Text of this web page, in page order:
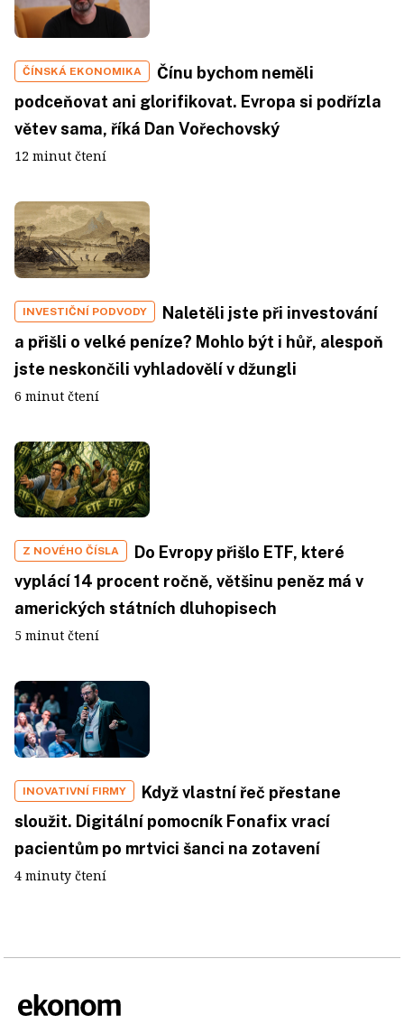
ČÍNSKÁ EKONOMIKA
Čínu bychom neměli
podceňovat ani glorifikovat. Evropa si podřízla
větev sama, říká Dan Vořechovský
12 minut čtení
INVESTIČNÍ PODVODY
Naletěli jste při investování
a přišli o velké peníze? Mohlo být i hůř, alespoň
jste neskončili vyhladovělí v džungli
6 minut čtení
Z NOVÉHO ČÍSLA
Do Evropy přišlo ETF, které
vyplácí 14 procent ročně, většinu peněz má v
amerických státních dluhopisech
5 minut čtení
INOVATIVNÍ FIRMY
Když vlastní řeč přestane
sloužit. Digitální pomocník Fonafix vrací
pacientům po mrtvici šanci na zotavení
4 minuty čtení